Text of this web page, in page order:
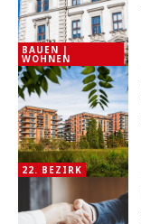
BAUEN |
WOHNEN
22. BEZIRK